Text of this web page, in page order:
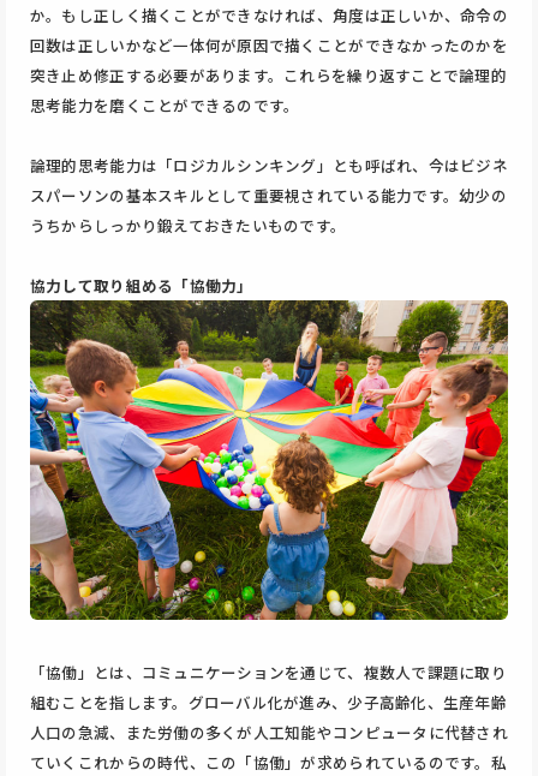
か。もし正しく描くことができなければ、角度は正しいか、命令の
回数は正しいかなど一体何が原因で描くことができなかったのかを
突き止め修正する必要があります。これらを繰り返すことで論理的
思考能力を磨くことができるのです。
論理的思考能力は「ロジカルシンキング」とも呼ばれ、今はビジネ
スパーソンの基本スキルとして重要視されている能力です。幼少の
うちからしっかり鍛えておきたいものです。
協力して取り組める「協働力」
「協働」とは、コミュニケーションを通じて、複数人で課題に取り
組むことを指します。グローバル化が進み、少子高齢化、生産年齢
人口の急減、また労働の多くが人工知能やコンピュータに代替され
ていくこれからの時代、この「協働」が求められているのです。私